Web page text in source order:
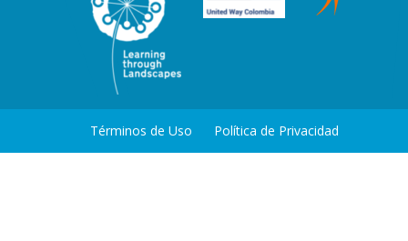
Términos de Uso Política de Privacidad